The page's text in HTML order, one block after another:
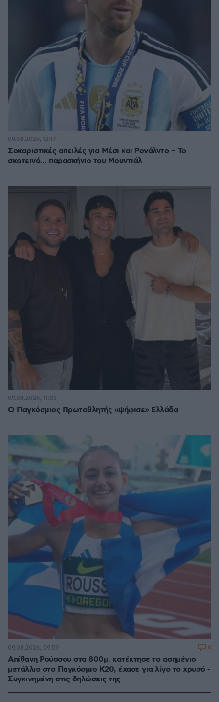
Σοκαριστικές απειλές για Μέσι και Ρονάλντο – Το
σκοτεινό… παρασκήνιο του Μουντιάλ
09.08.2026, 12:17
Ο Παγκόσμιος Πρωταθλητής «ψήφισε» Ελλάδα
09.08.2026, 11:03
Απίθανη Ρούσσου στα 800μ. κατέκτησε το ασημένιο
μετάλλιο στο Παγκόσμιο Κ20, έχασε για λίγο το χρυσό -
Συγκινημένη στις δηλώσεις της
09.08.2026, 09:59 6